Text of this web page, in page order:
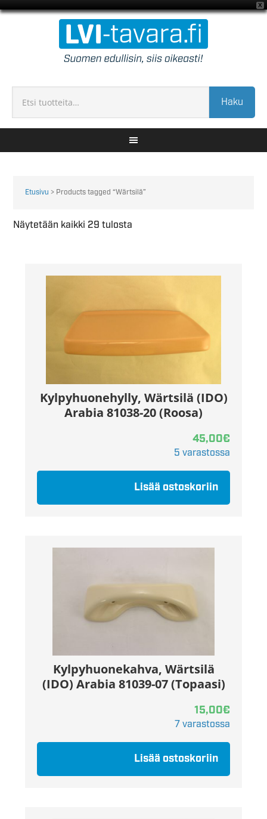
X
Haku
Etusivu > Products tagged “Wärtsilä”
Näytetään kaikki 29 tulosta
Kylpyhuonehylly, Wärtsilä (IDO)
Arabia 81038-20 (Roosa)
45,00€
5 varastossa
Lisää ostoskoriin
Kylpyhuonekahva, Wärtsilä
(IDO) Arabia 81039-07 (Topaasi)
15,00€
7 varastossa
Lisää ostoskoriin